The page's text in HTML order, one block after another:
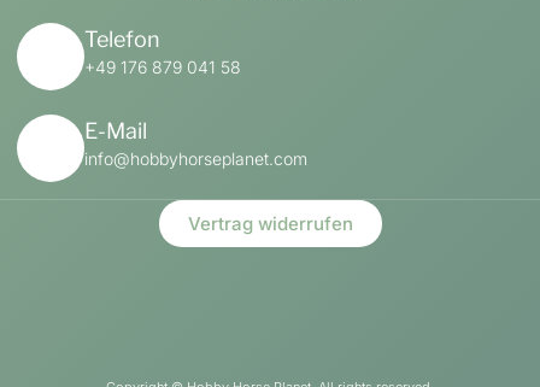
Telefon
+49 176 879 041 58
E-Mail
info@hobbyhorseplanet.com
Vertrag widerrufen